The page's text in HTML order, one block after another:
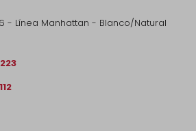
- Línea Manhattan - Blanco/Natural